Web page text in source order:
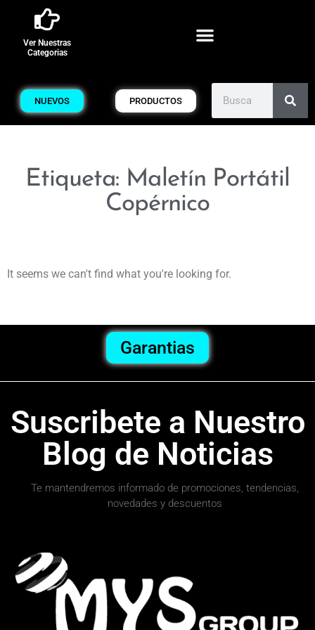
Ver Nuestras
Categorias
NUEVOS PRODUCTOS
Etiqueta: Maletín Portátil
Copérnico
It seems we can't find what you're looking for.
Garantias
Suscribete a Nuestro
Blog de Noticias
Te mantendremos informado de promociones, tendencias,
novedades y descuentos